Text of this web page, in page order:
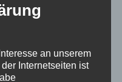
an unserem
Internetseiten ist